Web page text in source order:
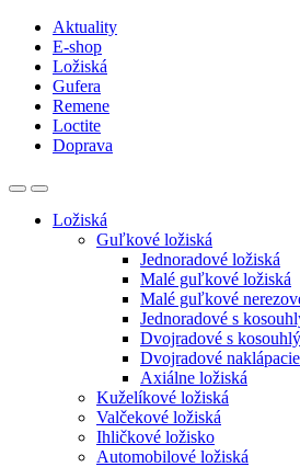
Aktuality
E-shop
Ložiská
Gufera
Remene
Loctite
Doprava
Ložiská
Guľkové ložiská
Jednoradové ložiská
Malé guľkové ložiská
Malé guľkové
Jednoradové s
Dvojradové s
Dvojradové naklápacie
Axiálne ložiská
Kuželíkové ložiská
Valčekové ložiská
Ihličkové ložisko
Automobilové ložiská